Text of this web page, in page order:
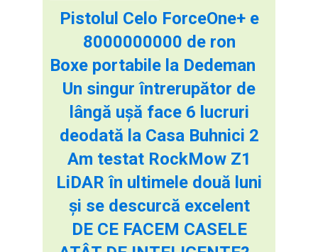
Pistolul Celo ForceOne+ e
8000000000 de ron
Boxe portabile la Dedeman
Un singur întrerupător de
lângă ușă face 6 lucruri
deodată la Casa Buhnici 2
Am testat RockMow Z1
LiDAR în ultimele două luni
și se descurcă excelent
DE CE FACEM CASELE